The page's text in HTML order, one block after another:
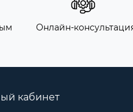
Онлайн-
кабинет